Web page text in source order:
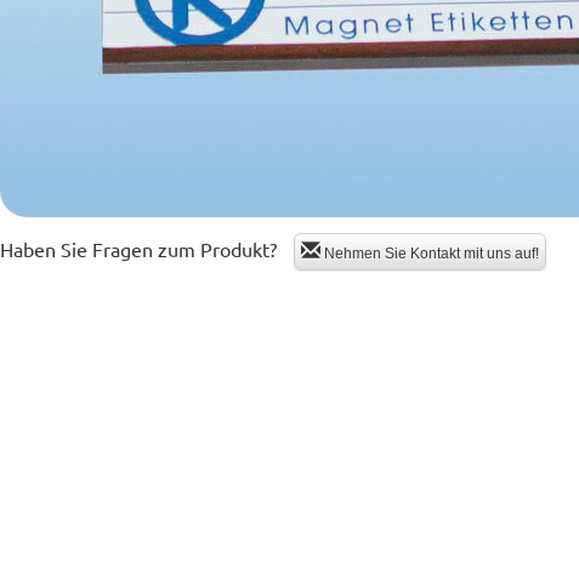
Haben Sie Fragen zum Produkt? Nehmen Sie Kontakt mit uns auf!